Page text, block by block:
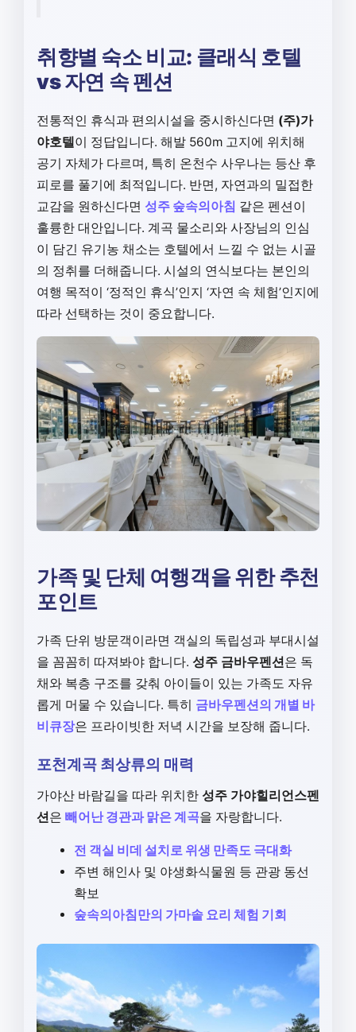
취향별 숙소 비교: 클래식 호텔
vs 자연 속 펜션
전통적인 휴식과 편의시설을 중시하신다면 (주)가
야호텔이 정답입니다. 해발 560m 고지에 위치해
공기 자체가 다르며, 특히 온천수 사우나는 등산 후
피로를 풀기에 최적입니다. 반면, 자연과의 밀접한
교감을 원하신다면 성주 숲속의아침 같은 펜션이
훌륭한 대안입니다. 계곡 물소리와 사장님의 인심
이 담긴 유기농 채소는 호텔에서 느낄 수 없는 시골
의 정취를 더해줍니다. 시설의 연식보다는 본인의
여행 목적이 ‘정적인 휴식’인지 ‘자연 속 체험’인지에
따라 선택하는 것이 중요합니다.
가족 및 단체 여행객을 위한 추천
포인트
가족 단위 방문객이라면 객실의 독립성과 부대시설
을 꼼꼼히 따져봐야 합니다. 성주 금바우펜션은 독
채와 복층 구조를 갖춰 아이들이 있는 가족도 자유
롭게 머물 수 있습니다. 특히 금바우펜션의 개별 바
비큐장은 프라이빗한 저녁 시간을 보장해 줍니다.
포천계곡 최상류의 매력
가야산 바람길을 따라 위치한 성주 가야힐리언스펜
션은 빼어난 경관과 맑은 계곡을 자랑합니다.
전 객실 비데 설치로 위생 만족도 극대화
주변 해인사 및 야생화식물원 등 관광 동선
확보
숲속의아침만의 가마솥 요리 체험 기회